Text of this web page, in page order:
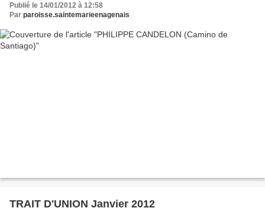
Publié le 14/01/2012 à 12:58
Par paroisse.saintemarieenagenais
TRAIT D'UNION Janvier 2012